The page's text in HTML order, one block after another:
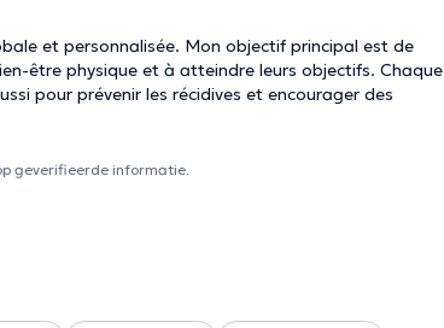
et personnalisée. Mon objectif principal est de
être physique et à atteindre leurs objectifs. Chaque
pour prévenir les récidives et encourager des
geverifieerde informatie.